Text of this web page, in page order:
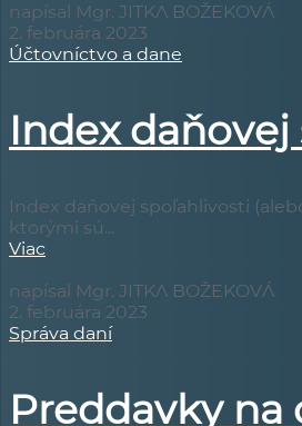
napísal Mgr. JITKA BOŽEKOVÁ
2. februára 2023
Účtovníctvo a dane
Index
Index daňovej spoľahlivosti
ktorými sú...
Viac
napísal Mgr. JITKA BOŽEKOVÁ
2. februára 2023
Správa daní
Preddavky na